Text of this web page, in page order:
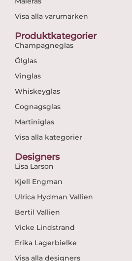
Visa alla varumärken
Produktkategorier
Champagneglas
Ölglas
Vinglas
Whiskeyglas
Cognagsglas
Martiniglas
Visa alla kategorier
Designers
Lisa Larson
Kjell Engman
Ulrica Hydman Vallien
Bertil Vallien
Vicke Lindstrand
Erika Lagerbielke
Visa alla designers